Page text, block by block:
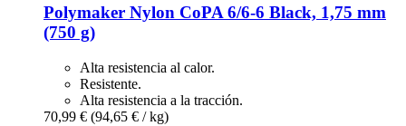
Polymaker Nylon CoPA 6/6-​6 Black, 1,75 mm
(750 g)
Alta resistencia al calor.
Resistente.
Alta resistencia a la tracción.
70,99 € (94,65 € / kg)